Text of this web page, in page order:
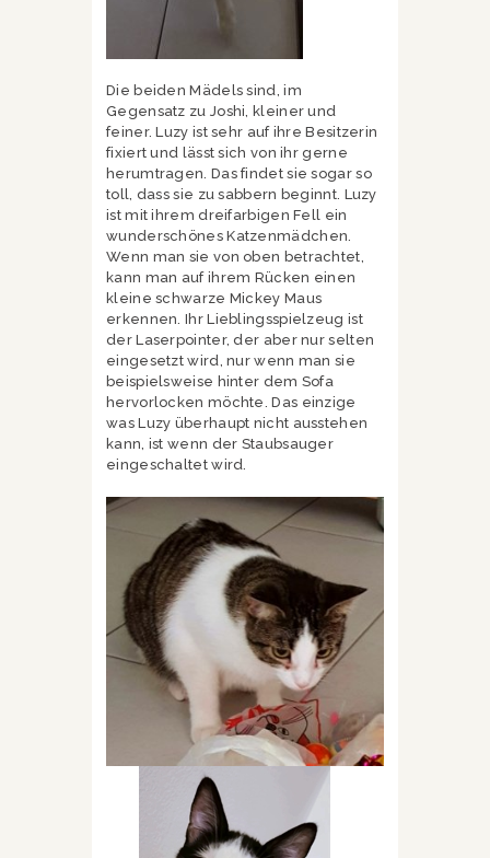
Die beiden Mädels sind, im
Gegensatz zu Joshi, kleiner und
feiner. Luzy ist sehr auf ihre Besitzerin
fixiert und lässt sich von ihr gerne
herumtragen. Das findet sie sogar so
toll, dass sie zu sabbern beginnt. Luzy
ist mit ihrem dreifarbigen Fell ein
wunderschönes Katzenmädchen.
Wenn man sie von oben betrachtet,
kann man auf ihrem Rücken einen
kleine schwarze Mickey Maus
erkennen. Ihr Lieblingsspielzeug ist
der Laserpointer, der aber nur selten
eingesetzt wird, nur wenn man sie
beispielsweise hinter dem Sofa
hervorlocken möchte. Das einzige
was Luzy überhaupt nicht ausstehen
kann, ist wenn der Staubsauger
eingeschaltet wird.